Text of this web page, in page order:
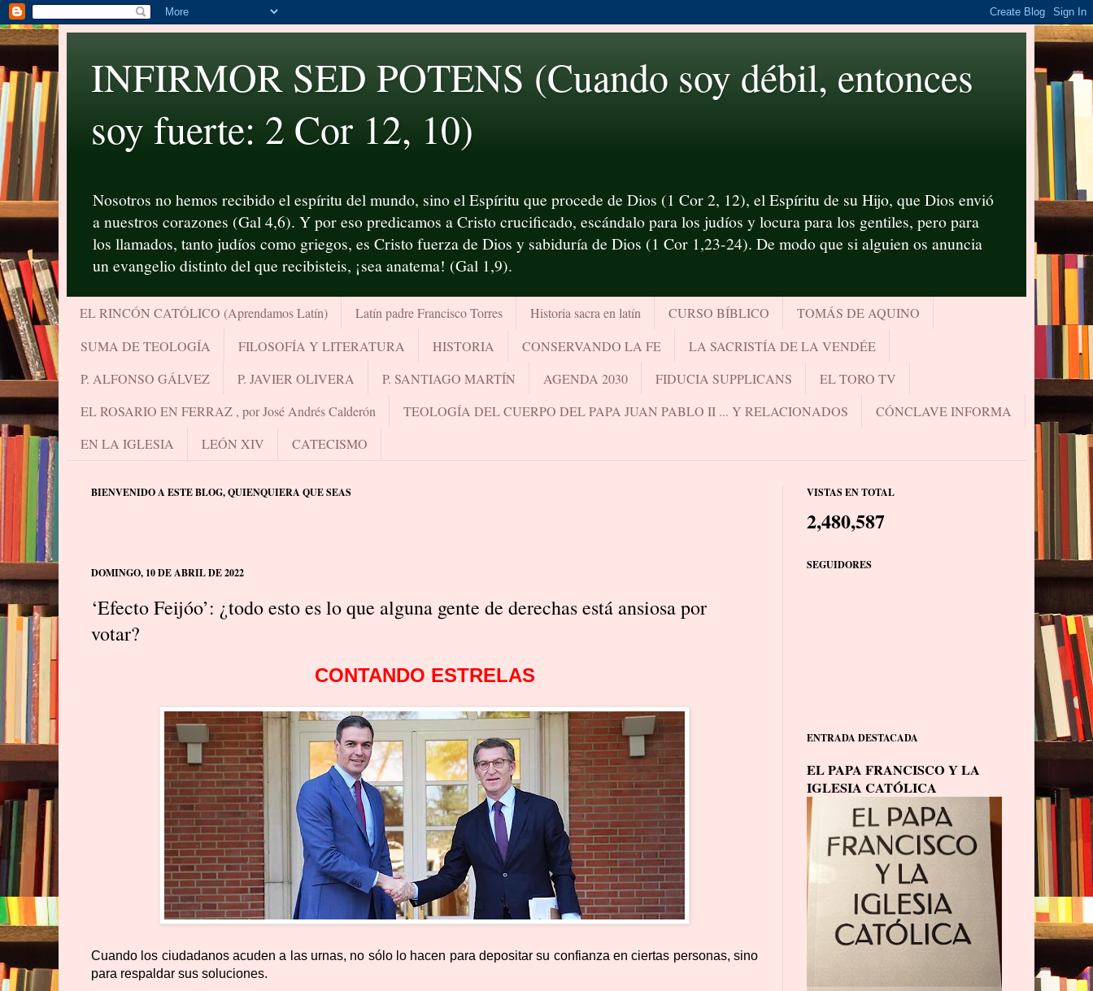
INFIRMOR SED POTENS (Cuando soy débil, entonces
soy fuerte: 2 Cor 12, 10)
Nosotros no hemos recibido el espíritu del mundo, sino el Espíritu que procede de Dios (1 Cor 2, 12), el Espíritu de su Hijo, que Dios envió
a nuestros corazones (Gal 4,6). Y por eso predicamos a Cristo crucificado, escándalo para los judíos y locura para los gentiles, pero para
los llamados, tanto judíos como griegos, es Cristo fuerza de Dios y sabiduría de Dios (1 Cor 1,23-24). De modo que si alguien os anuncia
un evangelio distinto del que recibisteis, ¡sea anatema! (Gal 1,9).
EL RINCÓN CATÓLICO (Aprendamos Latín) Latín padre Francisco Torres Historia sacra en latín CURSO BÍBLICO
TOMÁS DE AQUINO
SUMA DE TEOLOGÍA
FILOSOFÍA Y LITERATURA HISTORIA CONSERVANDO LA FE
LA SACRISTÍA DE LA VENDÉE
P. ALFONSO GÁLVEZ
P. JAVIER OLIVERA P. SANTIAGO MARTÍN AGENDA 2030 FIDUCIA SUPPLICANS
EL TORO TV
EL ROSARIO EN FERRAZ , por José Andrés Calderón
TEOLOGÍA DEL CUERPO DEL PAPA JUAN PABLO II ... Y RELACIONADOS
CÓNCLAVE INFORMA
EN LA IGLESIA
LEÓN XIV CATECISMO
BIENVENIDO A ESTE BLOG, QUIENQUIERA QUE SEAS
DOMINGO, 10 DE ABRIL DE 2022
‘Efecto Feijóo’: ¿todo esto es lo que alguna gente de derechas está ansiosa por
votar?
CONTANDO ESTRELAS
Cuando los ciudadanos acuden a las urnas, no sólo lo hacen para depositar su confianza en ciertas personas, sino
para respaldar sus soluciones.
VISTAS EN TOTAL
2,480,587
SEGUIDORES
ENTRADA DESTACADA
EL PAPA FRANCISCO Y LA
IGLESIA CATÓLICA